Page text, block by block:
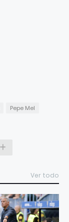
Pepe Mel
Ver todo